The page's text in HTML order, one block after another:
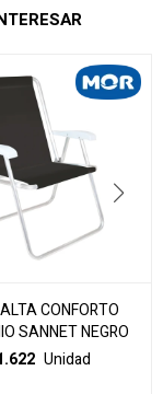
CONFORTO
SANNET NEGRO
Unidad